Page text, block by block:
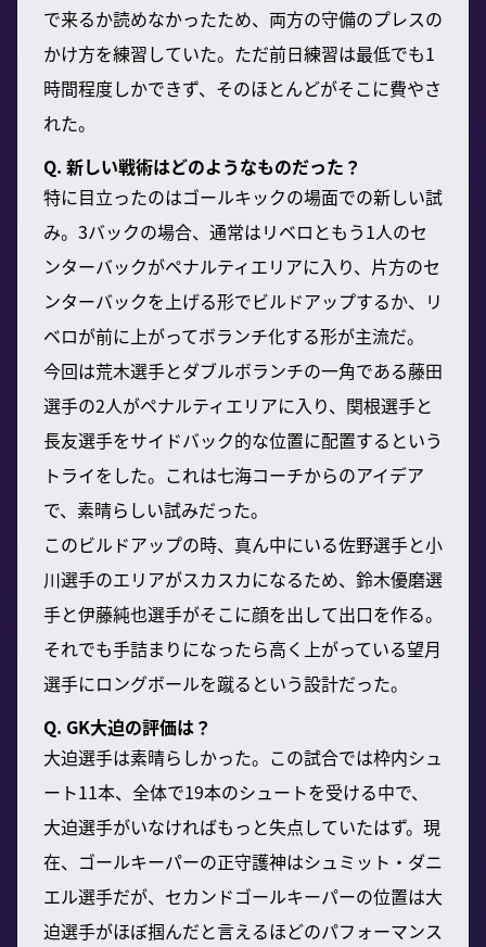
で来るか読めなかったため、両方の守備のプレスの
かけ方を練習していた。ただ前日練習は最低でも1
時間程度しかできず、そのほとんどがそこに費やさ
れた。
Q. 新しい戦術はどのようなものだった？
特に目立ったのはゴールキックの場面での新しい試
み。3バックの場合、通常はリベロともう1人のセ
ンターバックがペナルティエリアに入り、片方のセ
ンターバックを上げる形でビルドアップするか、リ
ベロが前に上がってボランチ化する形が主流だ。
今回は荒木選手とダブルボランチの一角である藤田
選手の2人がペナルティエリアに入り、関根選手と
長友選手をサイドバック的な位置に配置するという
トライをした。これは七海コーチからのアイデア
で、素晴らしい試みだった。
このビルドアップの時、真ん中にいる佐野選手と小
川選手のエリアがスカスカになるため、鈴木優磨選
手と伊藤純也選手がそこに顔を出して出口を作る。
それでも手詰まりになったら高く上がっている望月
選手にロングボールを蹴るという設計だった。
Q. GK大迫の評価は？
大迫選手は素晴らしかった。この試合では枠内シュ
ート11本、全体で19本のシュートを受ける中で、
大迫選手がいなければもっと失点していたはず。現
在、ゴールキーパーの正守護神はシュミット・ダニ
エル選手だが、セカンドゴールキーパーの位置は大
迫選手がほぼ掴んだと言えるほどのパフォーマンス